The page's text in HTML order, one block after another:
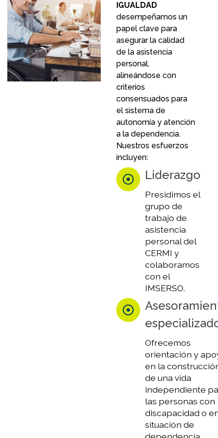
IGUALDAD
desempeñamos un
papel clave para
asegurar la calidad
de la asistencia
personal,
alineándose con
criterios
consensuados para
el sistema de
autonomía y atención
a la dependencia.
Nuestros esfuerzos
incluyen:
Liderazgo
Presidimos el
grupo de
trabajo de
asistencia
personal del
CERMI y
colaboramos
con el
IMSERSO.
Ofrecemos
orientación y
en la
de una vida
independiente
las personas con
discapacidad o
situación de